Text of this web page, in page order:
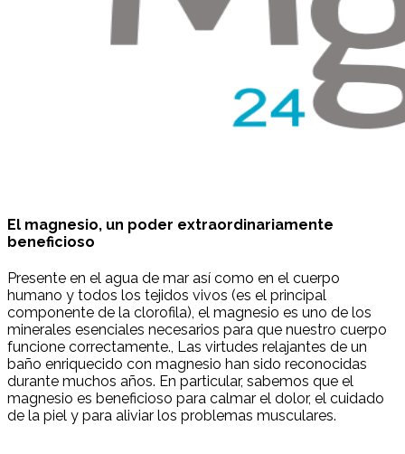
El magnesio, un poder extraordinariamente
beneficioso
Presente en el agua de mar así como en el cuerpo
humano y todos los tejidos vivos (es el principal
componente de la clorofila), el magnesio es uno de los
minerales esenciales necesarios para que nuestro cuerpo
funcione correctamente., Las virtudes relajantes de un
baño enriquecido con magnesio han sido reconocidas
durante muchos años. En particular, sabemos que el
magnesio es beneficioso para calmar el dolor, el cuidado
de la piel y para aliviar los problemas musculares.